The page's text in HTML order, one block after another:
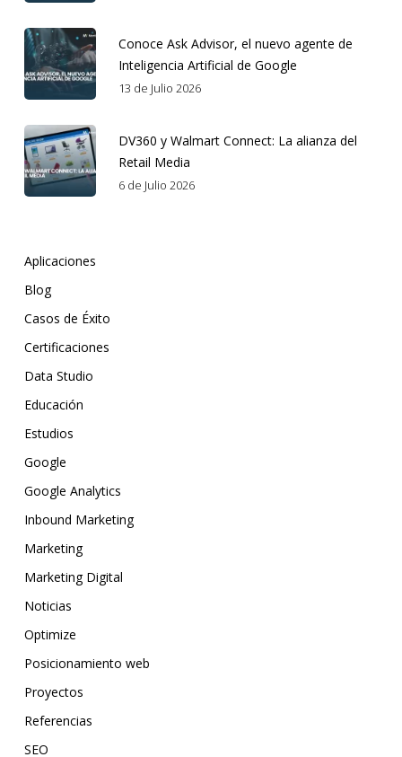
Conoce Ask Advisor, el nuevo agente de
Inteligencia Artificial de Google
13 de Julio 2026
DV360 y Walmart Connect: La alianza del
Retail Media
6 de Julio 2026
Aplicaciones
Blog
Casos de Éxito
Certificaciones
Data Studio
Educación
Estudios
Google
Google Analytics
Inbound Marketing
Marketing
Marketing Digital
Noticias
Optimize
Posicionamiento web
Proyectos
Referencias
SEO